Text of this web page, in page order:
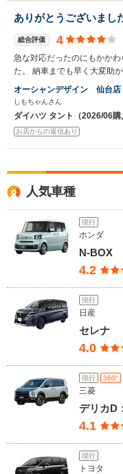
ありがとうございまし
総合評価 4
急な対応だったのにもかか
た。 納車までも早く大変助
オーシャンデザイン 仙台店
しもちゃんさん
ダイハツ タント（2026/06購
お店からの返信あり
人気車種
現行
ホンダ
N-BOX
4.2
現行
日産
セレナ
4.0
現行 360°
三菱
デリカD
4.1
現行
トヨタ